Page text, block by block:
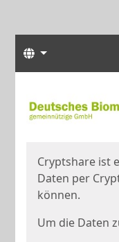
Sprachen
Cryptshare ist
Daten per
können.
Um die Daten